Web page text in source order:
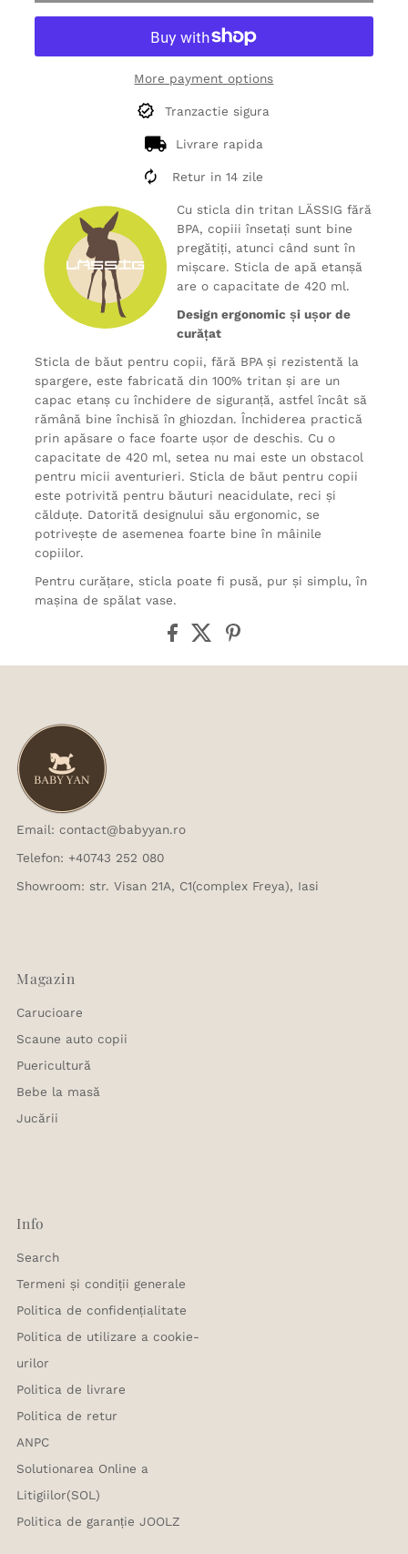
More payment options
Tranzactie sigura
Livrare rapida
Retur in 14 zile
Cu sticla din tritan LÄSSIG fără
BPA, copiii însetați sunt bine
pregătiți, atunci când sunt în
mișcare. Sticla de apă etanșă
are o capacitate de 420 ml.
Design ergonomic și ușor de
curățat
Sticla de băut pentru copii, fără BPA și rezistentă la
spargere, este fabricată din 100% tritan și are un
capac etanș cu închidere de siguranță, astfel încât să
rămână bine închisă în ghiozdan. Închiderea practică
prin apăsare o face foarte ușor de deschis. Cu o
capacitate de 420 ml, setea nu mai este un obstacol
pentru micii aventurieri. Sticla de băut pentru copii
este potrivită pentru băuturi neacidulate, reci și
călduțe. Datorită designului său ergonomic, se
potrivește de asemenea foarte bine în mâinile
copiilor.
Pentru curățare, sticla poate fi pusă, pur și simplu, în
mașina de spălat vase.
Email: contact@babyyan.ro
Telefon: +40743 252 080
Showroom: str. Visan 21A, C1(complex Freya), Iasi
Magazin
Carucioare
Scaune auto copii
Puericultură
Bebe la masă
Jucării
Info
Search
Termeni și condiții generale
Politica de confidențialitate
Politica de utilizare a cookie-
urilor
Politica de livrare
Politica de retur
ANPC
Solutionarea Online a
Litigiilor(SOL)
Politica de garanție JOOLZ